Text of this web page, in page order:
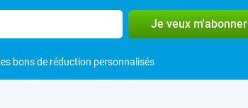
Je veux m'abonner
bons de réduction personnalisés